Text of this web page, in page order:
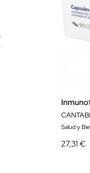
Salud y
27,31 €